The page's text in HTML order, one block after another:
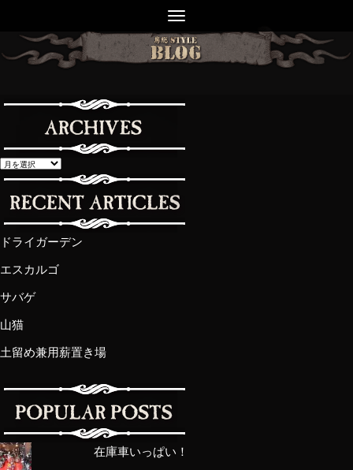
ドライガーデン
エスカルゴ
サバゲ
山猫
土留め兼用薪置き場
在庫車いっぱい！